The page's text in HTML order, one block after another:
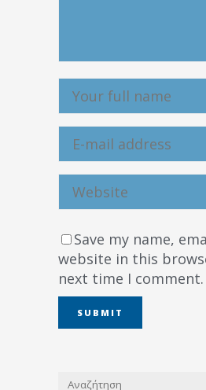
Save my name,
website in this
next time I comment.